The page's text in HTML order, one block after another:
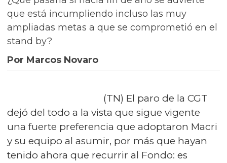
que está incumpliendo incluso las muy
ampliadas metas a que se comprometió en el
stand by?
Por Marcos Novaro
(TN) El paro de la CGT
dejó del todo a la vista que sigue vigente
una fuerte preferencia que adoptaron Macri
y su equipo al asumir, por más que hayan
tenido ahora que recurrir al Fondo: es